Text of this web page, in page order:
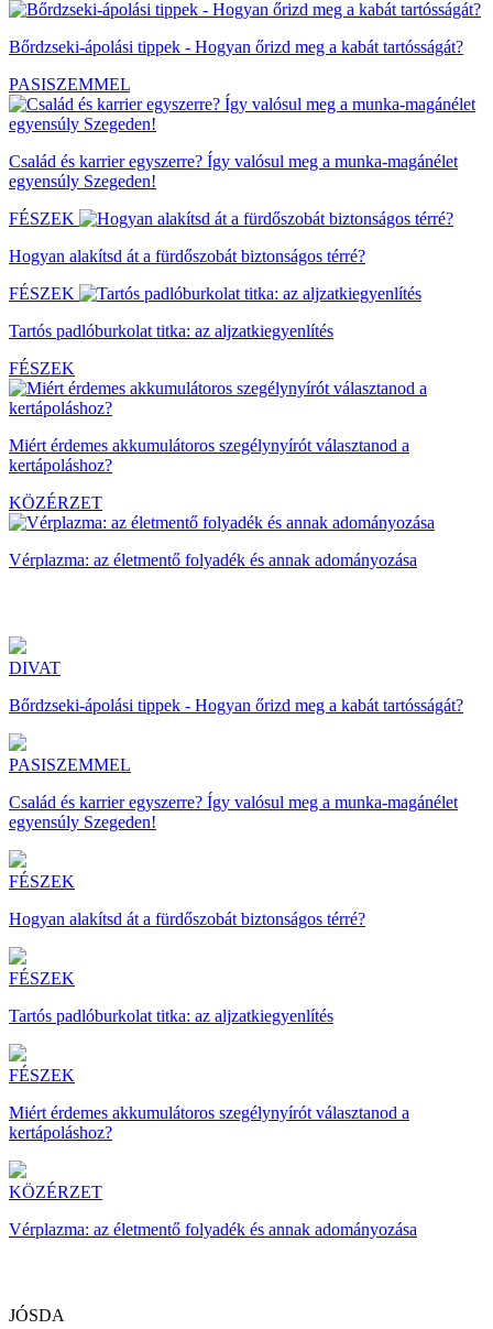
Bőrdzseki-ápolási tippek - Hogyan őrizd meg a kabát tartósságát?
PASISZEMMEL
Család és karrier egyszerre? Így valósul meg a munka-magánélet
egyensúly Szegeden!
FÉSZEK
Hogyan alakítsd át a fürdőszobát biztonságos térré?
FÉSZEK
Tartós padlóburkolat titka: az aljzatkiegyenlítés
FÉSZEK
Miért érdemes akkumulátoros szegélynyírót választanod a
kertápoláshoz?
KÖZÉRZET
Vérplazma: az életmentő folyadék és annak adományozása
DIVAT
Bőrdzseki-ápolási tippek - Hogyan őrizd meg a kabát tartósságát?
PASISZEMMEL
Család és karrier egyszerre? Így valósul meg a munka-magánélet
egyensúly Szegeden!
FÉSZEK
Hogyan alakítsd át a fürdőszobát biztonságos térré?
FÉSZEK
Tartós padlóburkolat titka: az aljzatkiegyenlítés
FÉSZEK
Miért érdemes akkumulátoros szegélynyírót választanod a
kertápoláshoz?
KÖZÉRZET
Vérplazma: az életmentő folyadék és annak adományozása
JÓSDA